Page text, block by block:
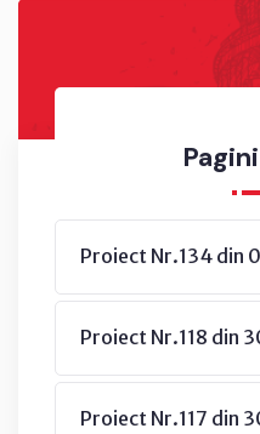
Proiect Nr.134 din
Proiect Nr.118 din
Proiect Nr.117 din